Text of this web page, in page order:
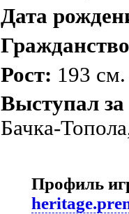
Дата
Рост: 193
Выступал
Бачка-
Профиль